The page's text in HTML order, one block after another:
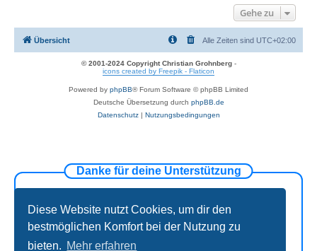
Diese Website nutzt Cookies, um dir den
bestmöglichen Komfort bei der Nutzung zu
bieten. Mehr erfahren
Gehe zu
Übersicht Alle Zeiten sind UTC+02:00
© 2001-2024 Copyright Christian Grohnberg-
icons created by Freepik - Flaticon
Powered by phpBB® Forum Software © phpBB Limited
Deutsche Übersetzung durch phpBB.de
Datenschutz| Nutzungsbedingungen
Danke für deine Unterstützung